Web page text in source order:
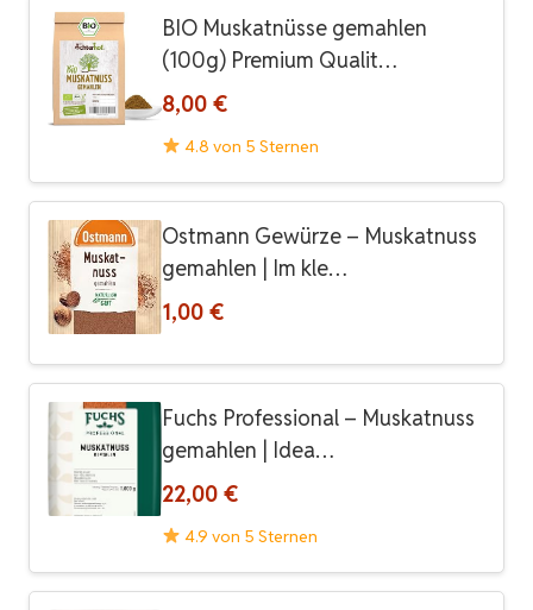
BIO Muskatnüsse gemahlen
(100g) Premium Qualit…
8,00 €
4.8 von 5 Sternen
Ostmann Gewürze – Muskatnuss
gemahlen | Im kle…
1,00 €
Fuchs Professional – Muskatnuss
gemahlen | Idea…
22,00 €
4.9 von 5 Sternen